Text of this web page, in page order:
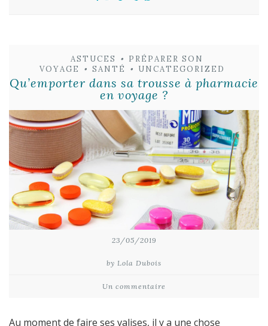
ASTUCES •
PRÉPARER SON
VOYAGE
• SANTÉ • UNCATEGORIZED
Qu’emporter dans sa trousse à pharmacie
en voyage ?
23/05/2019
by Lola Dubois
Un commentaire
Au moment de faire ses valises, il y a une chose